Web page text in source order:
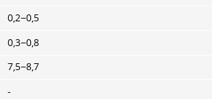
0,2−0,5
0,3−0,8
7,5−8,7
-